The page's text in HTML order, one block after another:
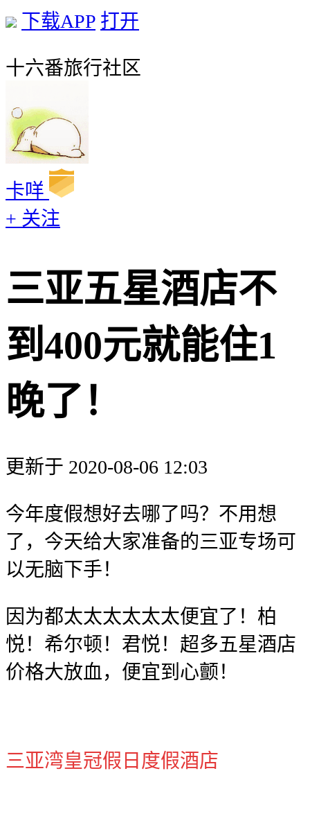
下载APP 打开
十六番旅行社区
卡咩
+ 关注
三亚五星酒店不
到400元就能住1
晚了！
更新于 2020-08-06 12:03
今年度假想好去哪了吗？不用想
了，今天给大家准备的三亚专场可
以无脑下手！
因为都太太太太太太便宜了！柏
悦！希尔顿！君悦！超多五星酒店
价格大放血，便宜到心颤！
三亚湾皇冠假日度假酒店